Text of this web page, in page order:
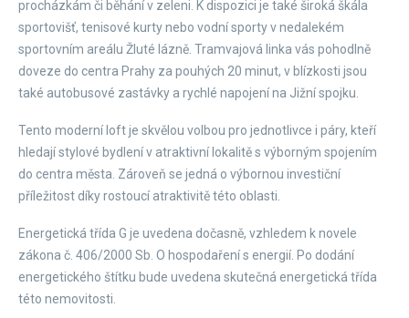
procházkám či běhání v zeleni. K dispozici je také široká škála
sportovišť, tenisové kurty nebo vodní sporty v nedalekém
sportovním areálu Žluté lázně. Tramvajová linka vás pohodlně
doveze do centra Prahy za pouhých 20 minut, v blízkosti jsou
také autobusové zastávky a rychlé napojení na Jižní spojku.
Tento moderní loft je skvělou volbou pro jednotlivce i páry, kteří
hledají stylové bydlení v atraktivní lokalitě s výborným spojením
do centra města. Zároveň se jedná o výbornou investiční
příležitost díky rostoucí atraktivitě této oblasti.
Energetická třída G je uvedena dočasně, vzhledem k novele
zákona č. 406/2000 Sb. O hospodaření s energií. Po dodání
energetického štítku bude uvedena skutečná energetická třída
této nemovitosti.